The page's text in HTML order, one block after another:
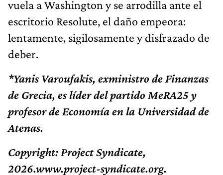
vuela a Washington y se arrodilla ante el
escritorio Resolute, el daño empeora:
lentamente, sigilosamente y disfrazado de
deber.
*Yanis Varoufakis, exministro de Finanzas
de Grecia, es líder del partido MeRA25 y
profesor de Economía en la Universidad de
Atenas.
Copyright: Project Syndicate,
2026.www.project-syndicate.org.